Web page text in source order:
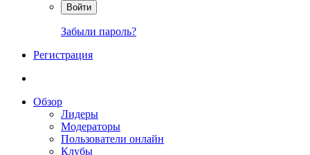
Войти
Забыли пароль?
Регистрация
Обзор
Лидеры
Модераторы
Пользователи онлайн
Клубы